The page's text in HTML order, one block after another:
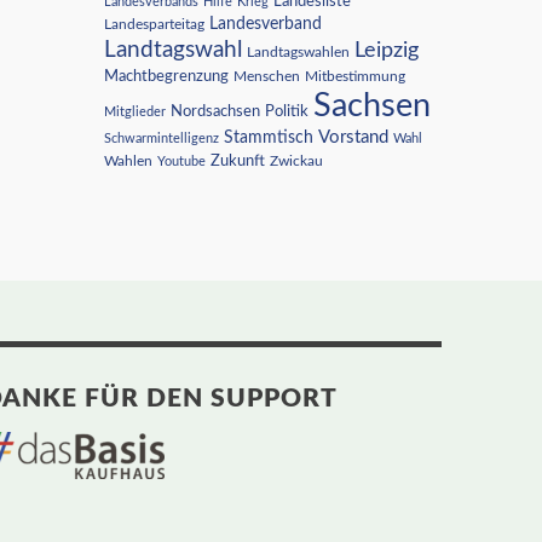
Landesparteitag Landesverband
Landtagswahl Landtagswahlen Leipzig
Machtbegrenzung Menschen Mitbestimmung
Mitglieder Nordsachsen Politik Sachsen
Schwarmintelligenz Stammtisch Vorstand Wahl
Wahlen Youtube Zukunft Zwickau
FÜR DEN SUPPORT